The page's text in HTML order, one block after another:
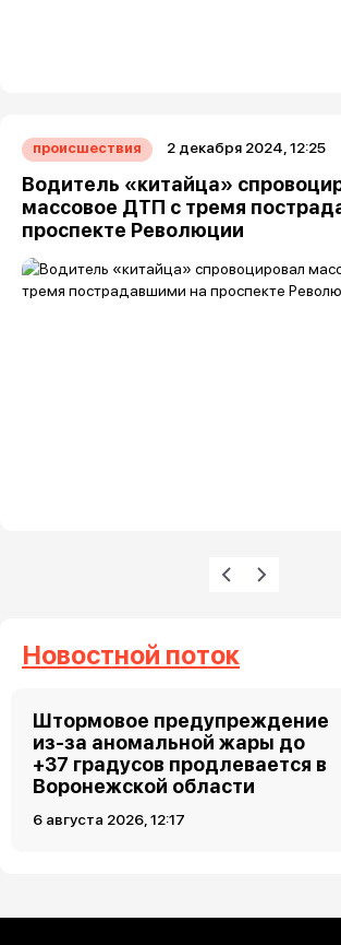
происшествия 2 декабря 2024, 12:25
Водитель «китайца»
массовое ДТП с тремя
проспекте Революции
Предыдущая
Новостной поток
Штормовое предупреждение
из-за аномальной жары до
+37 градусов продлевается в
Воронежской области
6 августа 2026, 12:17